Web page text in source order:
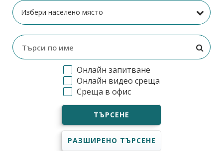
Онлайн запитване
Онлайн видео среща
Среща в офис
ТЪРСЕНЕ
РАЗШИРЕНО ТЪРСЕНЕ